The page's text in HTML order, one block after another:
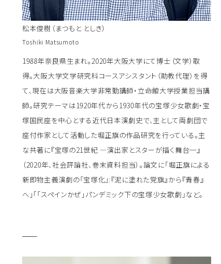
松本俊樹（まつもと としき）
Toshiki Matsumoto
1988年奈良県生まれ。2020年大阪大学にて博士（文学）取
得。大阪大学文学研究科コースアシスタント（助教代理）を得
て、現在は大阪音楽大学非常勤講師・立命館大学授業担当講
師。研究テーマは1920年代から1930年代の宝塚少女歌劇・宝
塚国民座を中心とする近代日本演劇史で、主として両劇団で
座付作家として活動した堀正旗の作品研究を行っている。主
な共著に『宝塚の21世紀 ―演出家とスターが描く舞台─』
（2020年、社会評論社、巻末資料担当）。論文に「堀正旗による
新即物主義演劇の「宝塚化」:『泥に塗れた党旗』から『青春』
へ」「「スペインかぜ」パンデミック下の宝塚少女歌劇」など。